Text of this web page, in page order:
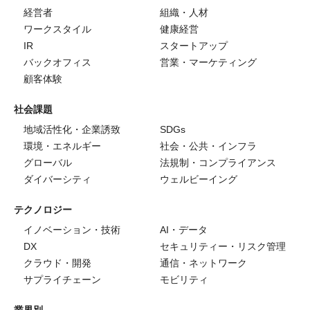
経営者
組織・人材
ワークスタイル
健康経営
IR
スタートアップ
バックオフィス
営業・マーケティング
顧客体験
社会課題
地域活性化・企業誘致
SDGs
環境・エネルギー
社会・公共・インフラ
グローバル
法規制・コンプライアンス
ダイバーシティ
ウェルビーイング
テクノロジー
イノベーション・技術
AI・データ
DX
セキュリティー・リスク管理
クラウド・開発
通信・ネットワーク
サプライチェーン
モビリティ